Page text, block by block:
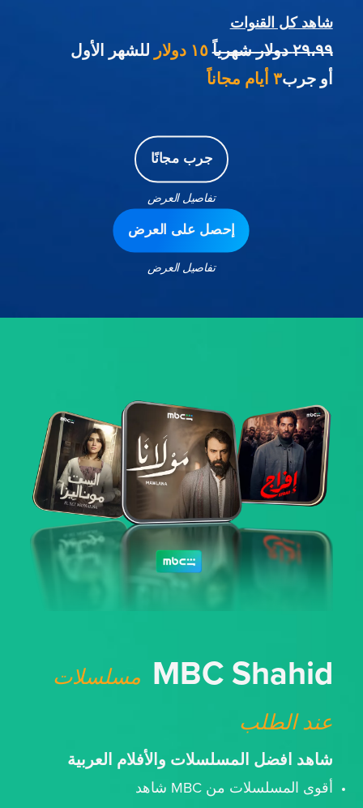
شاهد كل القنوات
٢٩،٩٩ دولار شهرياً ١٥ دولار
للشهر الأول
أو جرب٣ أيام مجاناً
جرب مجانًا
تفاصيل العرض
إحصل على العرض
تفاصيل العرض
MBC Shahid مسلسلات
عند الطلب
شاهد افضل المسلسلات والأفلام العربية
أقوى المسلسلات من MBC شاهد